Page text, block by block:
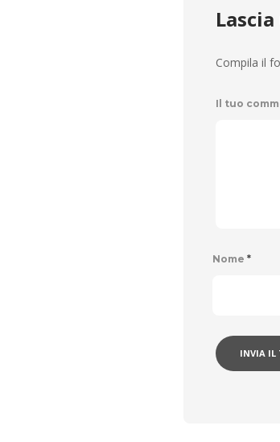
Compila il
Il tuo
Nome *